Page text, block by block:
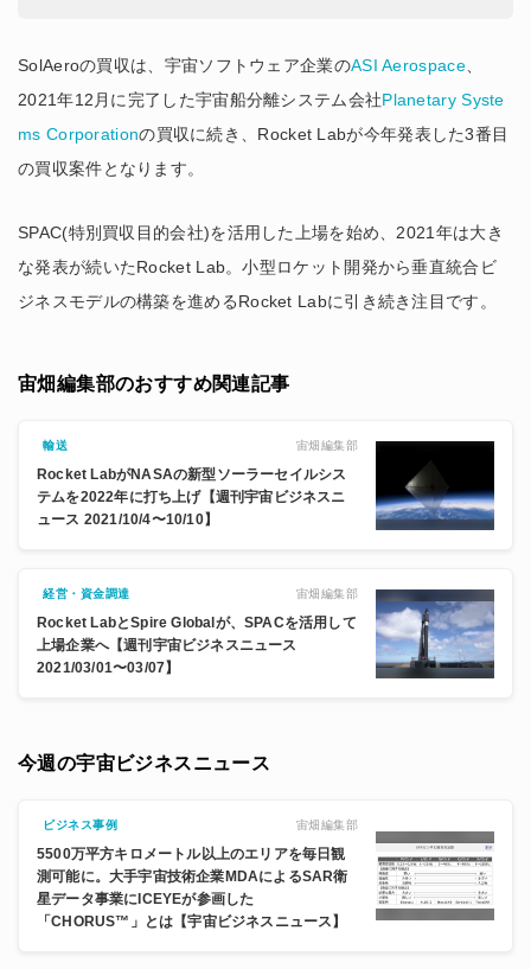
SolAeroの買収は、宇宙ソフトウェア企業のASI Aerospace、
2021年12月に完了した宇宙船分離システム会社Planetary Syste
ms Corporationの買収に続き、Rocket Labが今年発表した3番目
の買収案件となります。
SPAC(特別買収目的会社)を活用した上場を始め、2021年は大き
な発表が続いたRocket Lab。小型ロケット開発から垂直統合ビ
ジネスモデルの構築を進めるRocket Labに引き続き注目です。
宙畑編集部のおすすめ関連記事
輸送 宙畑編集部
Rocket LabがNASAの新型ソーラーセイルシス
テムを2022年に打ち上げ【週刊宇宙ビジネスニ
ュース 2021/10/4〜10/10】
経営・資金調達 宙畑編集部
Rocket LabとSpire Globalが、SPACを活用して
上場企業へ【週刊宇宙ビジネスニュース
2021/03/01〜03/07】
今週の宇宙ビジネスニュース
ビジネス事例 宙畑編集部
5500万平方キロメートル以上のエリアを毎日観
測可能に。大手宇宙技術企業MDAによるSAR衛
星データ事業にICEYEが参画した
「CHORUS™」とは【宇宙ビジネスニュース】